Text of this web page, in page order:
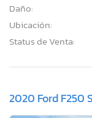
Daño:
Ubicación:
Status de Venta:
2020 Ford F250